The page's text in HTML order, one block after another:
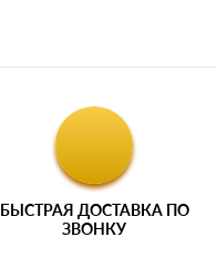
БЫСТРАЯ ДОСТАВКА ПО
ЗВОНКУ